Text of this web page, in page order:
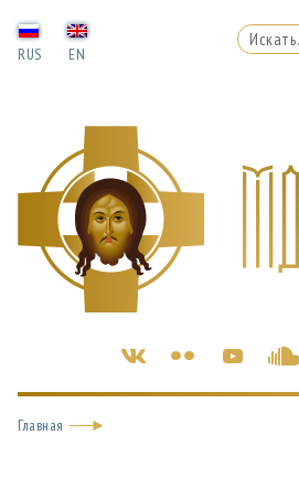
RUS EN
Главная